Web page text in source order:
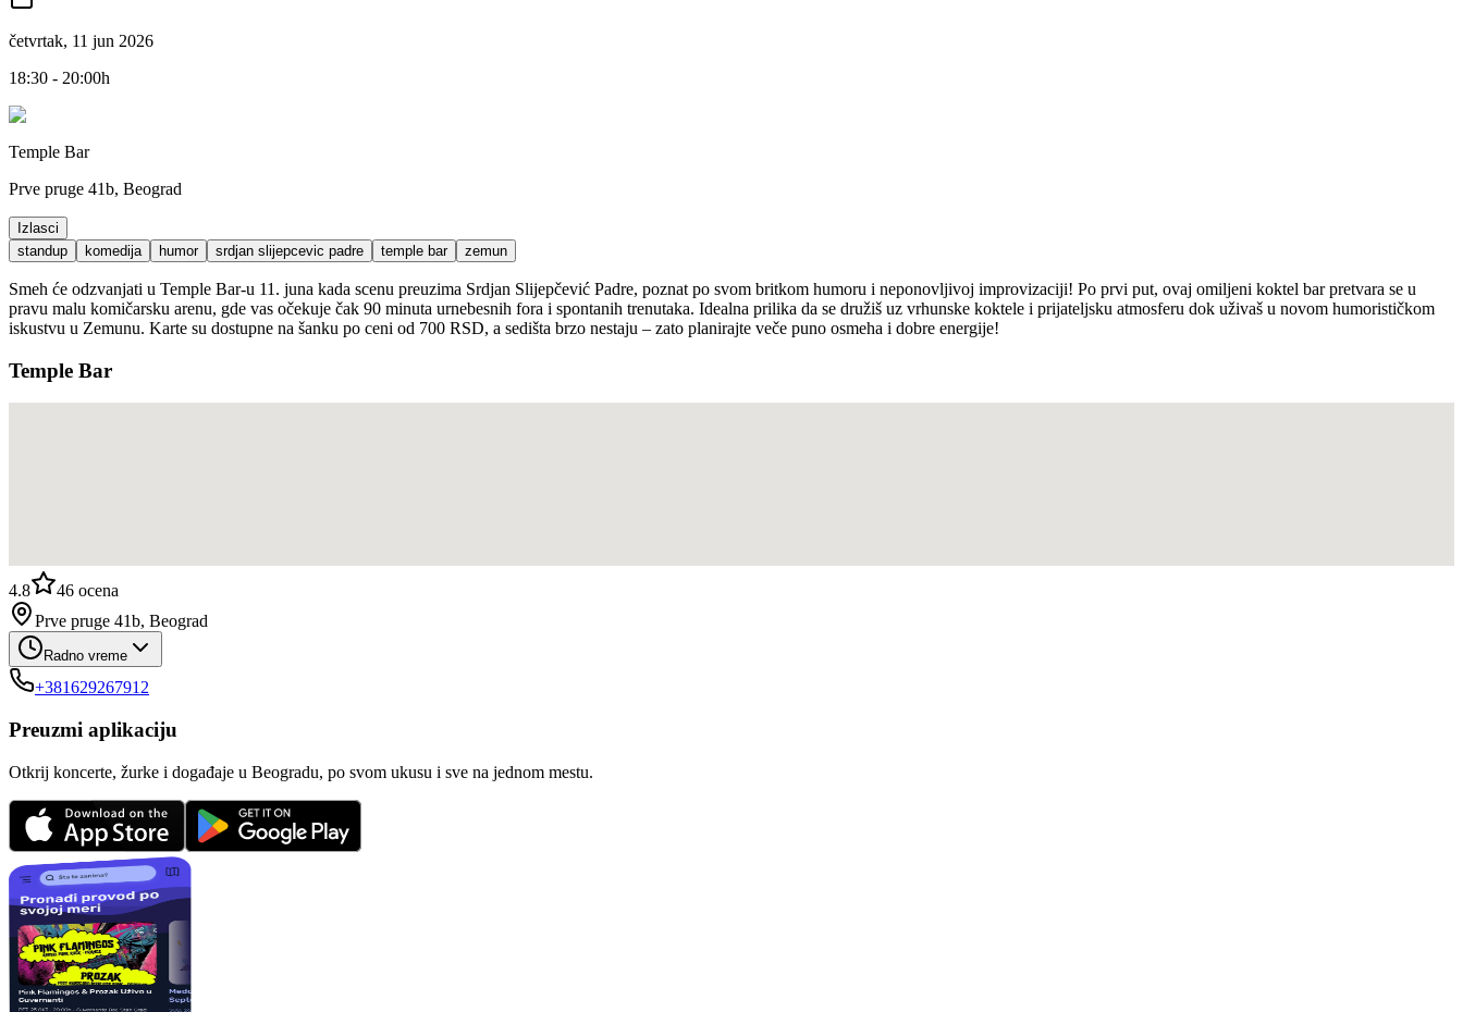
četvrtak, 11 jun 2026
18:30 - 20:00h
Temple Bar
Prve pruge 41b, Beograd
Izlasci
standup
komedija humor srdjan slijepcevic padre temple bar zemun
Smeh će odzvanjati u Temple Bar-u 11. juna kada scenu preuzima Srdjan Slijepčević Padre, poznat po svom britkom humoru i neponovljivoj improvizaciji! Po prvi put, ovaj omiljeni koktel bar pretvara se u
pravu malu komičarsku arenu, gde vas očekuje čak 90 minuta urnebesnih fora i spontanih trenutaka. Idealna prilika da se družiš uz vrhunske koktele i prijateljsku atmosferu dok uživaš u novom humorističkom
iskustvu u Zemunu. Karte su dostupne na šanku po ceni od 700 RSD, a sedišta brzo nestaju – zato planirajte veče puno osmeha i dobre energije!
Temple Bar
4.8 46 ocena
Prve pruge 41b, Beograd
Radno vreme
+381629267912
Preuzmi aplikaciju
Otkrij koncerte, žurke i događaje u Beogradu, po svom ukusu i sve na jednom mestu.